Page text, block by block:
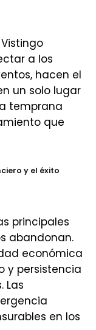
a los
hacen el
un solo lugar
temprana
que
y el éxito
principales
abandonan.
económica
y persistencia
Las
en los